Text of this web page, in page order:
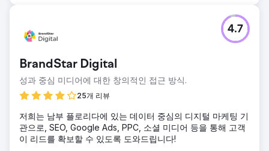
BrandStar Digital
성과 중심 미디어에 대한 창의적인 접근 방식.
25개 리뷰
4.7
저희는 남부 플로리다에 있는 데이터 중심의 디지털 마케팅 기
관으로, SEO, Google Ads, PPC, 소셜 미디어 등을 통해 고객
이 리드를 확보할 수 있도록 도와드립니다!